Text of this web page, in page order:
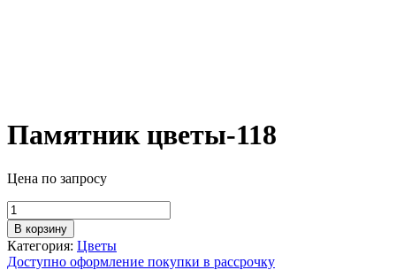
Памятник цветы-118
Цена по запросу
Количество
товара
Памятник
цветы-118
В корзину
Категория: Цветы
Доступно оформление покупки в рассрочку